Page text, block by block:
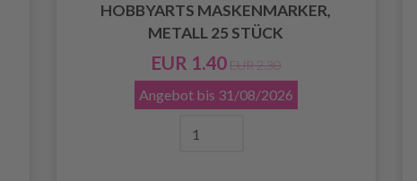
HOBBYARTS MASKENMARKER,
METALL 25 STÜCK
EUR 1.40 EUR 2.30
Angebot bis 31/08/2026